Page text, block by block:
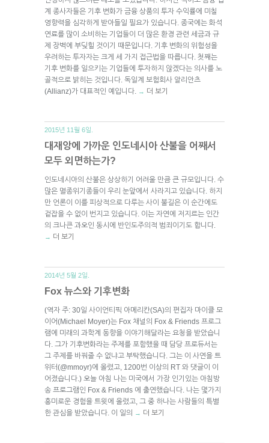
계 종사자들은 기후 변화가 금융 상품의 투자 수익률에 미칠
영향력을 심각하게 받아들일 필요가 있습니다. 종국에는 화석
연료를 많이 소비하는 기업들이 더 많은 환경 관련 세금과 규
제 장벽에 부딪힐 것이기 때문입니다. 기후 변화의 위험성을
우려하는 투자자는 크게 세 가지 접근법을 따릅니다. 첫째는
기후 변화를 일으키는 기업들에 투자하지 않겠다는 의사를 노
골적으로 밝히는 것입니다. 독일계 보험회사 알리안츠
(Allianz)가 대표적인 예입니다.
→ 더 보기
2015년 11월 6일.
대재앙에 가까운 인도네시아 산불을 어째서
모두 외면하는가?
인도네시아의 산불은 상상하기 어려울 만큼 큰 규모입니다. 수
많은 멸종위기종들이 우리 눈앞에서 사라지고 있습니다. 하지
만 언론이 이를 피상적으로 다루는 사이 불길은 이 순간에도
겉잡을 수 없이 번지고 있습니다. 이는 자연에 저지르는 인간
의 크나큰 과오인 동시에 반인도주의적 범죄이기도 합니다.
→ 더 보기
2014년 5월 2일.
Fox 뉴스와 기후변화
(역자 주: 30일 사이언티픽 아메리칸(SA)의 편집자 마이클 모
이어(Michael Moyer)는 Fox 채널의 Fox & Friends 프로그
램에 미래의 과학계 동향을 이야기해달라는 요청을 받았습니
다. 그가 기후변화라는 주제를 포함했을 때 담당 프로듀서는
그 주제를 바꿔줄 수 없냐고 부탁했습니다. 그는 이 사연을 트
위터(@mmoyr)에 올렸고, 1200번 이상의 RT 와 댓글이 이
어졌습니다.) 오늘 아침 나는 미국에서 가장 인기있는 아침방
송 프로그램인 Fox & Friends 에 출연했습니다. 나는 몇가지
흥미로운 경험을 트윗에 올렸고, 그 중 하나는 사람들의 특별
한 관심을 받았습니다. 이 일의
→ 더 보기